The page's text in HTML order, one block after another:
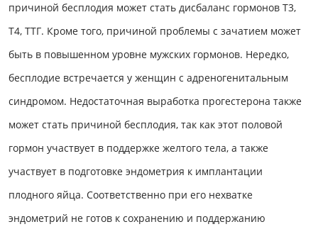
причиной бесплодия может стать дисбаланс гормонов Т3,
Т4, ТТГ. Кроме того, причиной проблемы с зачатием может
быть в повышенном уровне мужских гормонов. Нередко,
бесплодие встречается у женщин с адреногенитальным
синдромом. Недостаточная выработка прогестерона также
может стать причиной бесплодия, так как этот половой
гормон участвует в поддержке желтого тела, а также
участвует в подготовке эндометрия к имплантации
плодного яйца. Соответственно при его нехватке
эндометрий не готов к сохранению и поддержанию